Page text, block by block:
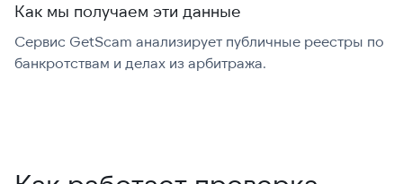
Как мы получаем эти данные
Сервис GetScam анализирует публичные реестры по
банкротствам и делах из арбитража.